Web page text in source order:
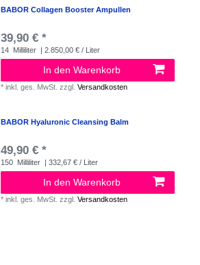
BABOR Collagen Booster Ampullen
39,90 € *
14 Milliliter | 2.850,00 € / Liter
In den Warenkorb
*inkl. ges. MwSt. zzgl.Versandkosten
BABOR Hyaluronic Cleansing Balm
49,90 € *
150 Milliliter | 332,67 € / Liter
In den Warenkorb
*inkl. ges. MwSt. zzgl.Versandkosten